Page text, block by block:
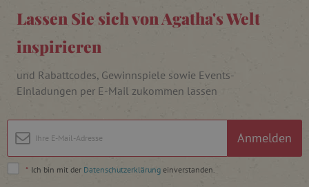
Lassen Sie sich von Agatha's Welt
inspirieren
und Rabattcodes, Gewinnspiele sowie Events-
Einladungen per E-Mail zukommen lassen
Anmelden
* Ich bin mit der Datenschutzerklärung einverstanden.
_lb
.agathaswelt.de